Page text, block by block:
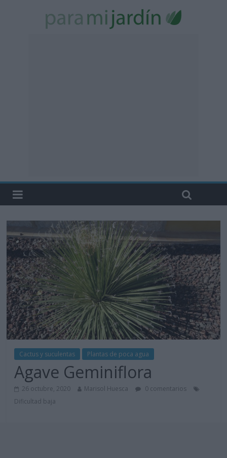
Cactus y suculentas Plantas de poca agua
Agave Geminiflora
26 octubre, 2020 Marisol Huesca
0 comentarios
Dificultad baja